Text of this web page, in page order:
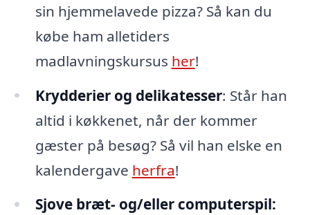
sin hjemmelavede pizza? Så kan du
købe ham alletiders
madlavningskursus her!
Krydderier og delikatesser: Står han
altid i køkkenet, når der kommer
gæster på besøg? Så vil han elske en
kalendergave herfra!
Sjove bræt- og/eller computerspil: